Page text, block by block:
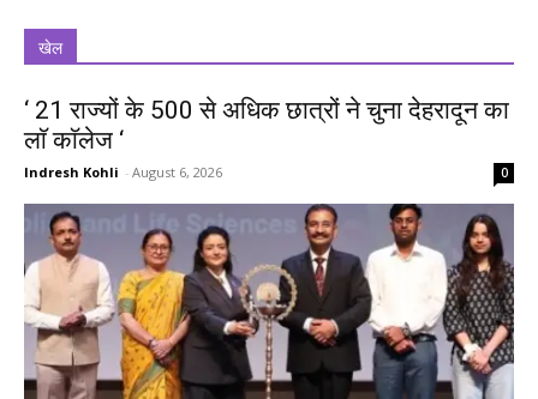
खेल
‘ 21 राज्यों के 500 से अधिक छात्रों ने चुना देहरादून का
लाॅ काॅलेज ‘
Indresh Kohli - August 6, 2026 0